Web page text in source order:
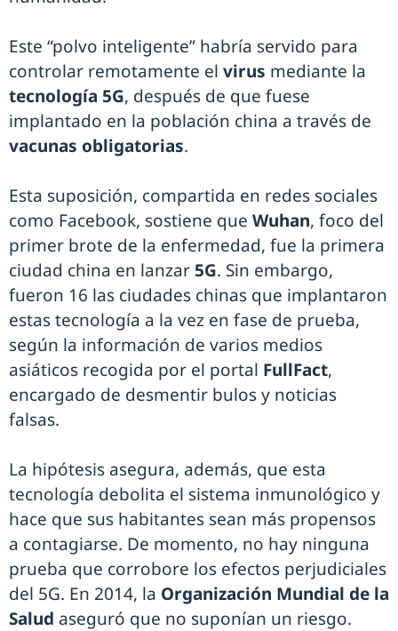
Este “polvo inteligente” habría servido para
controlar remotamente el virus mediante la
tecnología 5G, después de que fuese
implantado en la población china a través de
vacunas obligatorias.
Esta suposición, compartida en redes sociales
como Facebook, sostiene que Wuhan, foco del
primer brote de la enfermedad, fue la primera
ciudad china en lanzar 5G. Sin embargo,
fueron 16 las ciudades chinas que implantaron
estas tecnología a la vez en fase de prueba,
según la información de varios medios
asiáticos recogida por el portal FullFact,
encargado de desmentir bulos y noticias
falsas.
La hipótesis asegura, además, que esta
tecnología debolita el sistema inmunológico y
hace que sus habitantes sean más propensos
a contagiarse. De momento, no hay ninguna
prueba que corrobore los efectos perjudiciales
del 5G. En 2014, la Organización Mundial de la
Salud aseguró que no suponían un riesgo.